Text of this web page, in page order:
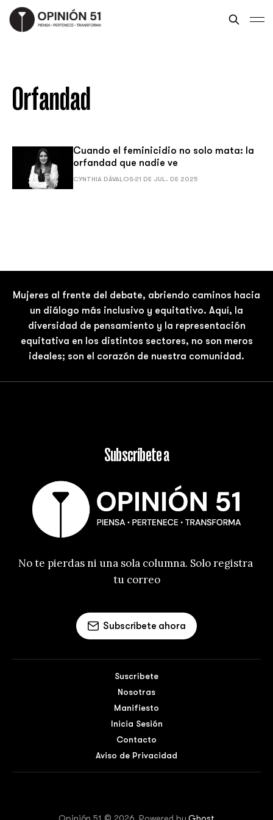
Orfandad
Cuando el feminicidio no solo mata: la
orfandad que nadie ve
CYNTHIA DÁVALOS 21 DE JUL. DE 2025
Mujeres al frente del debate, abriendo caminos hacia
un diálogo más inclusivo y equitativo. Aquí, la
diversidad de pensamiento y la representación
equitativa en los distintos sectores, no son meros
ideales; son el corazón de nuestra comunidad.
Subscríbete a
No te pierdas ni una sola columna. Solo registra
tu correo
Subscríbete ahora
Suscríbete
Nosotras
Manifiesto
Inicia Sesión
Contacto
Aviso de Privacidad